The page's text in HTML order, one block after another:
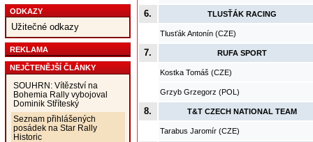
ODKAZY
Užitečné odkazy
REKLAMA
NEJČTENĚJŠÍ ČLÁNKY
SOUHRN: Vítězství na
Bohemia Rally vybojoval
Dominik Stříteský
Seznam přihlášených
posádek na Star Rally
Historic
6. TLUSŤÁK RACING
Tlusťák Antonín (CZE)
7. RUFA SPORT
Kostka Tomáš (CZE)
Grzyb Grzegorz (POL)
8. T&T CZECH NATIONAL TEAM
Tarabus Jaromír (CZE)